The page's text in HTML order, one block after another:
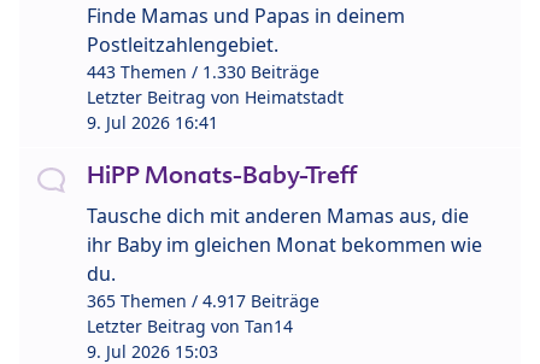
Finde Mamas und Papas in deinem
Postleitzahlengebiet.
443 Themen / 1.330 Beiträge
Letzter Beitrag von Heimatstadt
9. Jul 2026 16:41
HiPP Monats-Baby-Treff
Tausche dich mit anderen Mamas aus, die
ihr Baby im gleichen Monat bekommen wie
du.
365 Themen / 4.917 Beiträge
Letzter Beitrag von Tan14
9. Jul 2026 15:03